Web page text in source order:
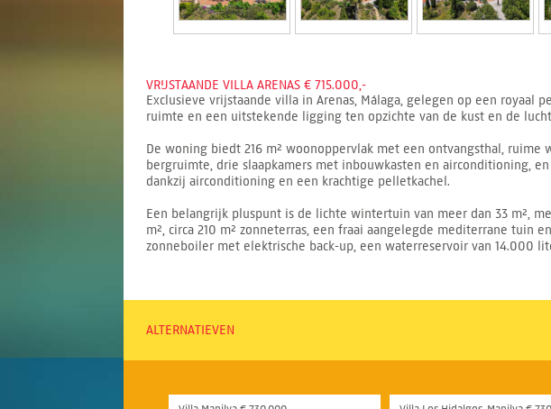
VRIJSTAANDE VILLA ARENAS € 715.000,-
Exclusieve vrijstaande villa in Arenas, Málaga, gelegen op een royaal
ruimte en een uitstekende ligging ten opzichte van de kust en de
De woning biedt 216 m² woonoppervlak met een ontvangsthal,
bergruimte, drie slaapkamers met inbouwkasten en airconditioning,
dankzij airconditioning en een krachtige pelletkachel.
Een belangrijk pluspunt is de lichte wintertuin van meer dan 33 m²,
m², circa 210 m² zonneterras, een fraai aangelegde mediterrane tuin
zonneboiler met elektrische back-up, een waterreservoir van 14.000
ALTERNATIEVEN